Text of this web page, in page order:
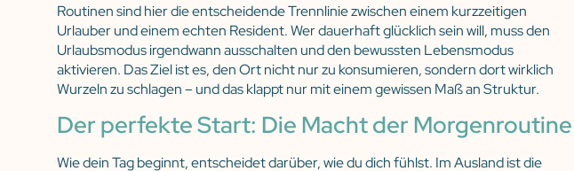
Routinen sind hier die entscheidende Trennlinie zwischen einem kurzzeitigen
Urlauber und einem echten Resident. Wer dauerhaft glücklich sein will, muss den
Urlaubsmodus irgendwann ausschalten und den bewussten Lebensmodus
aktivieren. Das Ziel ist es, den Ort nicht nur zu konsumieren, sondern dort wirklich
Wurzeln zu schlagen – und das klappt nur mit einem gewissen Maß an Struktur.
Der perfekte Start: Die Macht der Morgenroutine
Wie dein Tag beginnt, entscheidet darüber, wie du dich fühlst. Im Ausland ist die